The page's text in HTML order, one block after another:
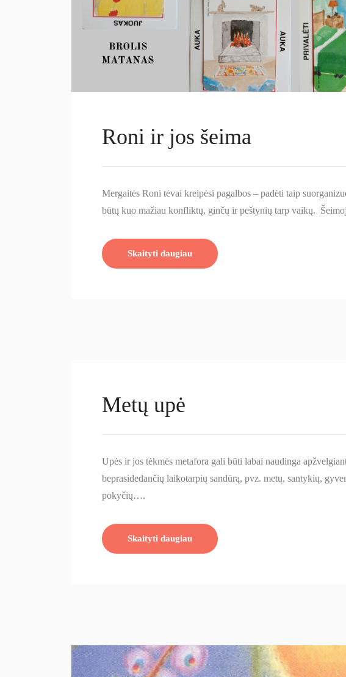
Roni ir jos šeima
Mergaitės Roni tėvai kreipėsi pagalbos – padėti taip
būtų kuo mažiau konfliktų, ginčų ir peštynių tarp vaikų.
Skaityti daugiau
Metų upė
Upės ir jos tėkmės metafora gali būti labai naudinga
beprasidedančių laikotarpių sandūrą, pvz. metų, santykių,
pokyčių….
Skaityti daugiau